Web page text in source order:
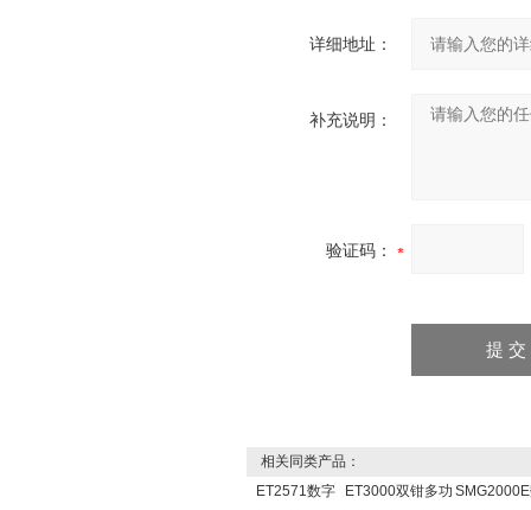
详细地址：
补充说明：
验证码：
相关同类产品：
ET2571数字
ET3000双钳多功